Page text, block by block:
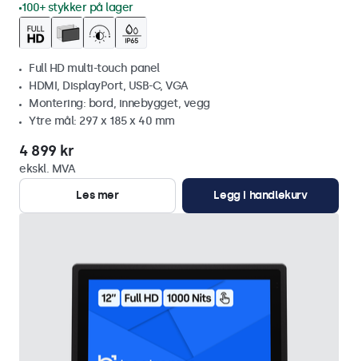
100+ stykker på lager
Full HD multi-touch panel
HDMI, DisplayPort, USB-C, VGA
Montering: bord, innebygget, vegg
Ytre mål: 297 x 185 x 40 mm
4 899 kr
ekskl. MVA
Les mer
Legg i handlekurv